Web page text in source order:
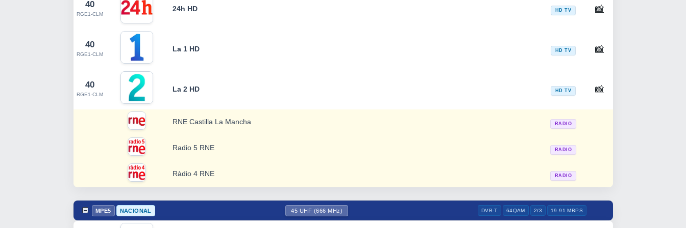
40
RGE1-CLM
24h HD HD TV 📸
40
RGE1-CLM
La 1 HD HD TV 📸
40
RGE1-CLM
La 2 HD HD TV 📸
RNE Castilla La Mancha RADIO
Radio 5 RNE RADIO
Ràdio 4 RNE RADIO
MPE5 NACIONAL 45 UHF (666 MHz) DVB-T 64QAM 2/3 19.91 MBPS